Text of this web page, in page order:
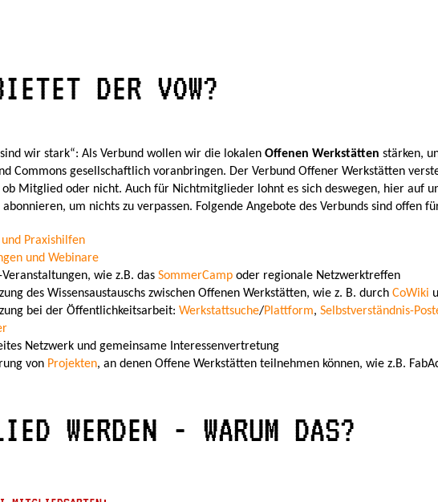
DER VOW?
wir stark“: Als Verbund wollen wir die lokalen Offenen Werkstätten stärken,
Commons gesellschaftlich voranbringen. Der Verbund Offener Werkstätten
Mitglied oder nicht. Auch für Nichtmitglieder lohnt es sich deswegen, hier auf
abonnieren, um nichts zu verpassen. Folgende Angebote des Verbunds sind offen
Praxishilfen
und Webinare
Veranstaltungen, wie z.B. das SommerCamp oder regionale Netzwerktreffen
des Wissensaustauschs zwischen Offenen Werkstätten, wie z. B. durch CoWiki
bei der Öffentlichkeitsarbeit: Werkstattsuche/Plattform, Selbstverständnis-
Netzwerk und gemeinsame Interessenvertretung
von Projekten, an denen Offene Werkstätten teilnehmen können, wie z.B.
WERDEN - WARUM DAS?